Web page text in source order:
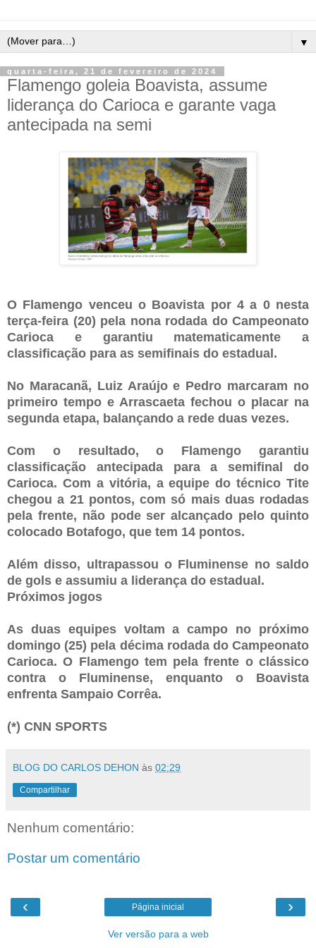
▼
quarta-feira, 21 de fevereiro de 2024
Flamengo goleia Boavista, assume
liderança do Carioca e garante vaga
antecipada na semi
O Flamengo venceu o Boavista por 4 a 0 nesta
terça-feira (20) pela nona rodada do Campeonato
Carioca e garantiu matematicamente a
classificação para as semifinais do estadual.
No Maracanã, Luiz Araújo e Pedro marcaram no
primeiro tempo e Arrascaeta fechou o placar na
segunda etapa, balançando a rede duas vezes.
Com o resultado, o Flamengo garantiu
classificação antecipada para a semifinal do
Carioca. Com a vitória, a equipe do técnico Tite
chegou a 21 pontos, com só mais duas rodadas
pela frente, não pode ser alcançado pelo quinto
colocado Botafogo, que tem 14 pontos.
Além disso, ultrapassou o Fluminense no saldo
de gols e assumiu a liderança do estadual.
Próximos jogos
As duas equipes voltam a campo no próximo
domingo (25) pela décima rodada do Campeonato
Carioca. O Flamengo tem pela frente o clássico
contra o Fluminense, enquanto o Boavista
enfrenta Sampaio Corrêa.
(*) CNN SPORTS
BLOG DO CARLOS DEHON às 02:29
Compartilhar
Nenhum comentário:
Postar um comentário
‹ ›
Página inicial
Ver versão para a web